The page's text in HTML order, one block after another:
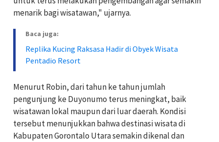
menarik bagi wisatawan," ujarnya.
Baca juga:
Replika Kucing Raksasa Hadir di Obyek Wisata
Pentadio Resort
Menurut Robin, dari tahun ke tahun jumlah
pengunjung ke Duyonumo terus meningkat, baik
wisatawan lokal maupun dari luar daerah. Kondisi
tersebut menunjukkan bahwa destinasi wisata di
Kabupaten Gorontalo Utara semakin dikenal dan